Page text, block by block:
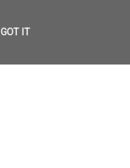
GOT IT